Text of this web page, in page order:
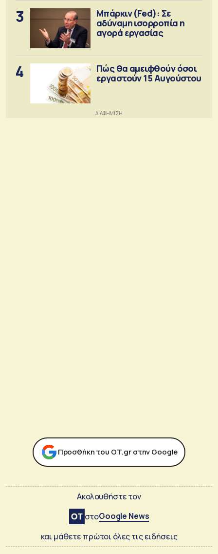
3
Μπάρκιν (Fed): Σε
αδύναμη ισορροπία η
αγορά εργασίας
4
Πώς θα αμειφθούν όσοι
εργαστούν 15 Αυγούστου
Προσθήκη του ΟΤ.gr στην Google
Ακολουθήστε τον
στοGoogle News
και μάθετε πρώτοι όλες τις ειδήσεις